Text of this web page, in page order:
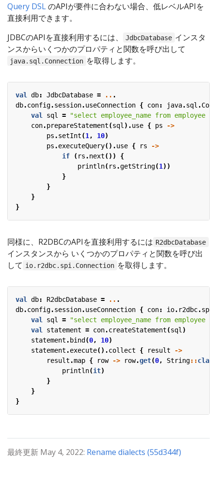
Query DSLのAPIが要件に合わない場合、低レベルAPIを
直接利用できます。
JDBCのAPIを直接利用するには、
JdbcDatabase インスタ
ンスからいくつかのプロパティと関数を呼び出して
java.sql.Connection を取得します。
val db: JdbcDatabase = .. .
db.config.session.useConnection { con: java.sql .
val
sql =
"select employee_name from employee
con.prepareStatement(sql ).use { ps
->
ps .setInt(1 , 10)
ps .executeQuery().use { rs
->
if
(rs .next())
{
println(rs .getString(1 ))
}
}
}
}
同様に、R2DBCのAPIを直接利用するには R2dbcDatabase
インスタンスから いくつかのプロパティと関数を呼び出
して io.r2dbc.spi.Connection を取得します。
val db: R2dbcDatabase = .. .
db.config.session.useConnection { con: io. r2dbc.spi
val
sql =
"select employee_name from employee
val
statement = con.createStatement(sql )
statement .bind(0, 10)
statement .execute().collect { result
->
result .map { row -> row.get(0, String::class
println(it)
}
}
}
最終更新 May 4, 2022: Rename dialects (55d344f)